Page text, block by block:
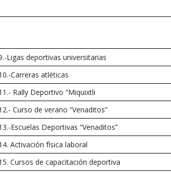
Ligas deportivas universitarias
Carreras atléticas
Rally Deportivo “Miquixtli
Curso de verano “Venaditos”
Escuelas Deportivas “Venaditos”
Activación física laboral
Cursos de capacitación deportiva